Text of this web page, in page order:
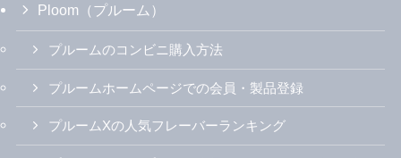
Ploom（プルーム）
プルームのコンビニ購入方法
プルームホームページでの会員・製品登録
プルームXの人気フレーバーランキング